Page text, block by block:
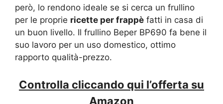
però, lo rendono ideale se si cerca un frullino
per le proprie ricette per frappè fatti in casa di
un buon livello. Il frullino Beper BP690 fa bene il
suo lavoro per un uso domestico, ottimo
rapporto qualità-prezzo.
Controlla cliccando qui l’offerta su
Amazon